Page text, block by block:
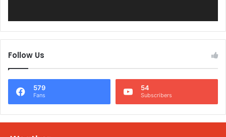
Follow Us
579
Fans
54
Subscribers